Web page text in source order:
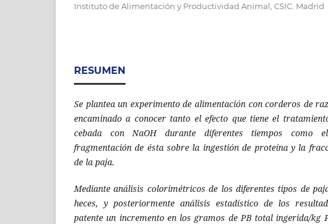
Instituto de Alimentación y Productividad Animal, CSIC. Madrid
RESUMEN
Se plantea un experimento de alimentación con corderos de
encaminado a conocer tanto el efecto que tiene el
cebada con NaOH durante diferentes tiempos como
fragmentación de ésta sobre la ingestión de proteína y la
de la paja.
Mediante análisis colorimétricos de los diferentes tipos de
heces, y posteriormente análisis estadístico de los
patente un incremento en los gramos de PB total ingerida/kg